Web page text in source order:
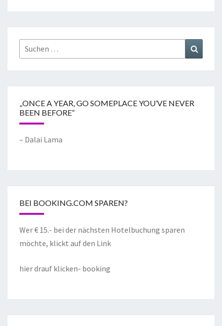
„ONCE A YEAR, GO SOMEPLACE YOU’VE NEVER
BEEN BEFORE“
– Dalai Lama
BEI BOOKING.COM SPAREN?
Wer € 15.- bei der nächsten Hotelbuchung sparen
möchte, klickt auf den Link
hier drauf klicken- booking